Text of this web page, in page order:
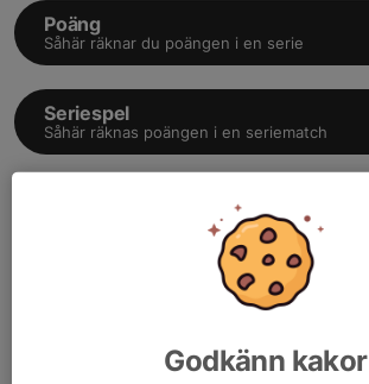
Poäng
Såhär räknar du poängen i en serie
Seriespel
Såhär räknas poängen i en seriematch
Godkänn kakor